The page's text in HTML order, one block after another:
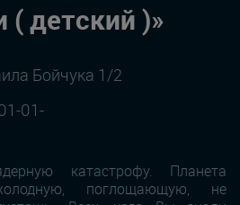
( детский )»
Бойчука 1/2
01-
катастрофу. Планета
поглощающую, не